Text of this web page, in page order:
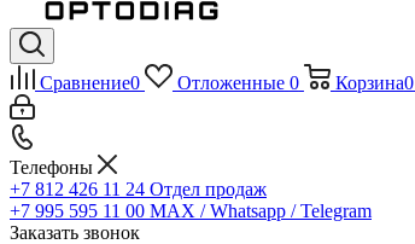
Сравнение0 Отложенные 0 Корзина0
Телефоны
+7 812 426 11 24 Отдел продаж
+7 995 595 11 00 MAX / Whatsapp / Telegram
Заказать звонок